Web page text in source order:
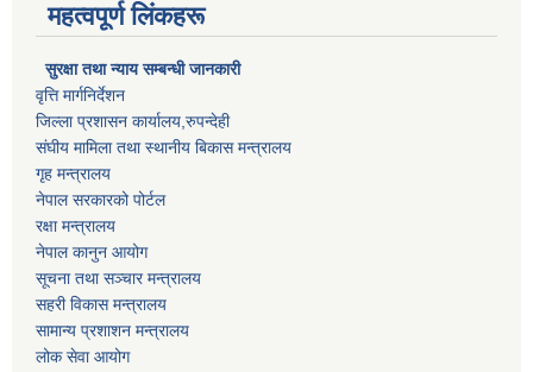
महत्वपूर्ण लिंकहरू
सुरक्षा तथा न्याय सम्बन्धी जानकारी
वृत्ति मार्गनिर्देशन
जिल्ला प्रशासन कार्यालय,रुपन्देही
संघीय मामिला तथा स्थानीय बिकास मन्त्रालय
गृह मन्त्रालय
नेपाल सरकारको पोर्टल
रक्षा मन्त्रालय
नेपाल कानुन आयोग
सूचना तथा सञ्चार मन्त्रालय
सहरी विकास मन्त्रालय
सामान्य प्रशाशन मन्त्रालय
लोक सेवा आयोग